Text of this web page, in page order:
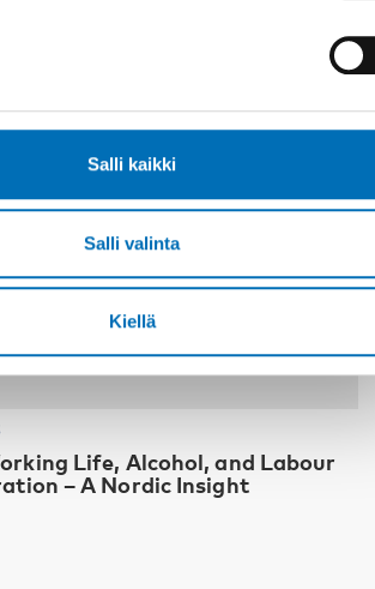
Salli kaikki
Salli valinta
Kiellä
Life, Alcohol, and Labour
– A Nordic Insight